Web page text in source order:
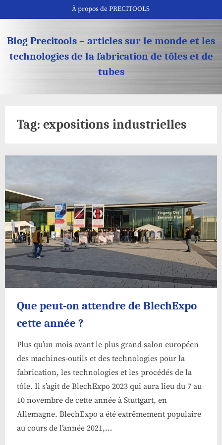
to
À propos de PRECITOOLS
Blog Precitools – articles sur le monde et les
technologies de la fabrication de tôles et de
tubes
Tag: expositions industrielles
Que peut-on attendre de BlechExpo
cette année ?
Plus qu’un mois avant le plus grand salon européen
des machines-outils et des technologies pour la
fabrication, les technologies et les procédés de la
tôle. Il s’agit de BlechExpo 2023 qui aura lieu du 7 au
10 novembre de cette année à Stuttgart, en
Allemagne. BlechExpo a été extrêmement populaire
au cours de l’année 2021,…